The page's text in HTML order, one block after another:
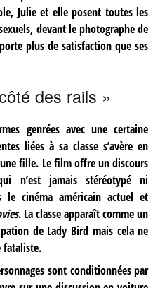
Julie et elle posent toutes les
devant le photographe de
plus de satisfaction que ses
des rails »
genrées avec une certaine
liées à sa classe s’avère en
fille. Le film offre un discours
n’est jamais stéréotypé ni
le cinéma américain actuel et
. La classe apparaît comme un
de Lady Bird mais cela ne
fataliste.
sont conditionnées par